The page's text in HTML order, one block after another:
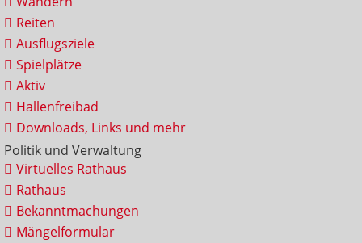
Reiten
Ausflugsziele
Spielplätze
Aktiv
Hallenfreibad
Downloads, Links und mehr
Politik und Verwaltung
Virtuelles Rathaus
Rathaus
Bekanntmachungen
Mängelformular